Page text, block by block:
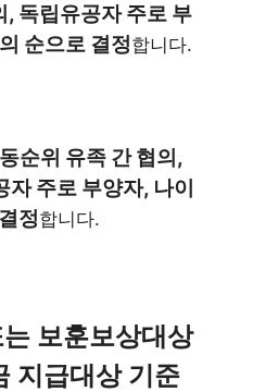
, 독립유공자 주로 부
순으로 결정합니다.
순위 유족 간 협의,
주로 부양자, 나이
정합니다.
보훈보상대상
지급대상 기준